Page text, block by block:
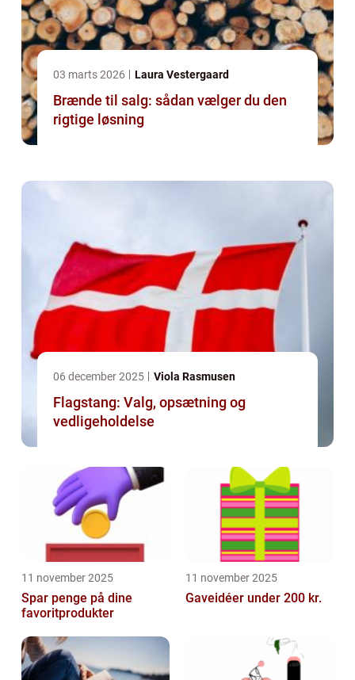
03 marts 2026 Laura Vestergaard
Brænde til salg: sådan vælger du den
rigtige løsning
06 december 2025 Viola Rasmusen
Flagstang: Valg, opsætning og
vedligeholdelse
11 november 2025
Spar penge på dine
favoritprodukter
11 november 2025
Gaveidéer under 200 kr.